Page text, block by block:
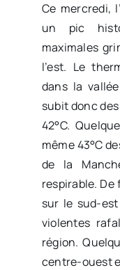
Ce mercredi,
un pic
maximales
l’est. Le
dans la
subit donc
42°C.
même 43°C
de la
respirable.
sur le sud-
violentes
région.
centre-ouest